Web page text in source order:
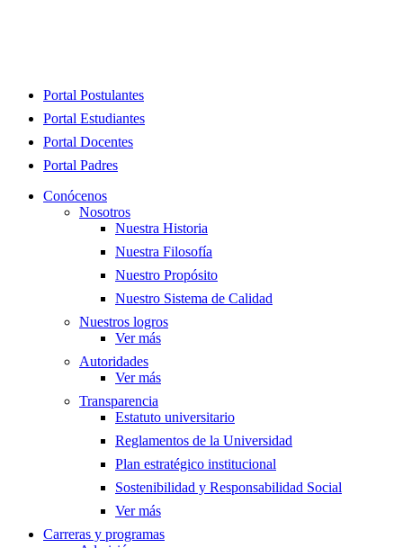
Close
Portal Postulantes
Portal Estudiantes
Portal Docentes
Portal Padres
Conócenos
Nosotros
Nuestra Historia
Nuestra Filosofía
Nuestro Propósito
Nuestro Sistema de Calidad
Nuestros logros
Ver más
Autoridades
Ver más
Transparencia
Estatuto universitario
Reglamentos de la Universidad
Plan estratégico institucional
Sostenibilidad y Responsabilidad Social
Ver más
Carreras y programas